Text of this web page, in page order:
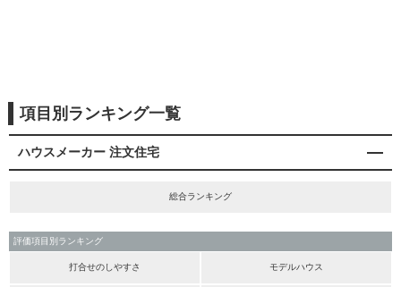
項目別ランキング一覧
ハウスメーカー 注文住宅
総合ランキング
評価項目別ランキング
打合せのしやすさ モデルハウス